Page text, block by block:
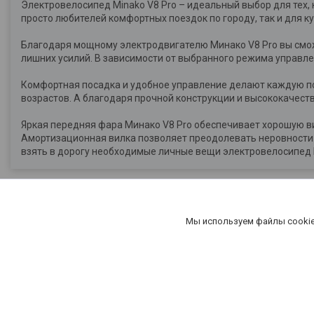
Электровелосипед Minako V8 Pro – идеальный выбор для
просто любителей комфортных поездок по городу, так и для
Благодаря мощному электродвигателю Минако V8 Pro вы
лишних усилий. В зависимости от выбранного режима
Комфортная посадка и удобное управление делают каждую
возрастов. А благодаря прочной конструкции и
Яркая передняя фара Минако V8 Pro обеспечивает хорошую
Амортизационная вилка позволяет преодолевать
взять в дорогу необходимые личные вещи
Мы используем файлы